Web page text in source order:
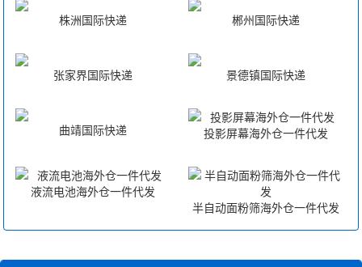
株洲国际快递 郴州国际快递
张家界国际快递 景德镇国际快递
曲靖国际快递 投影屏幕海外仓一件代发
液流电池海外仓一件代发
半自动面粉筛海外仓一件代发